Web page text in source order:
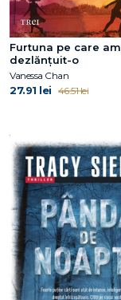
Furtuna pe care am
dezlănțuit-o
Vanessa Chan
27.91 lei 46.51 lei